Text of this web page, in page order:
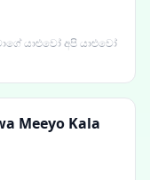
යාළුවෝ අපි යාළුවෝ
Meeyo Kala